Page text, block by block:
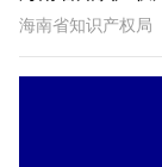
海南省知识产权局